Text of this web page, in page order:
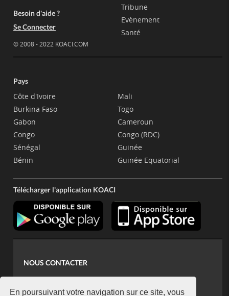
En poursuivant votre navigation sur ce site, vous
Besoin d'aide ?
Se Connecter
© 2008 - 2022 KOACI.COM
Tribune
Evènement
Santé
Pays
Côte d'Ivoire
Burkina Faso
Gabon
Congo
Sénégal
Bénin
Mali
Togo
Cameroun
Congo (RDC)
Guinée
Guinée Equatorial
Télécharger l'application KOACI
NOUS CONTACTER